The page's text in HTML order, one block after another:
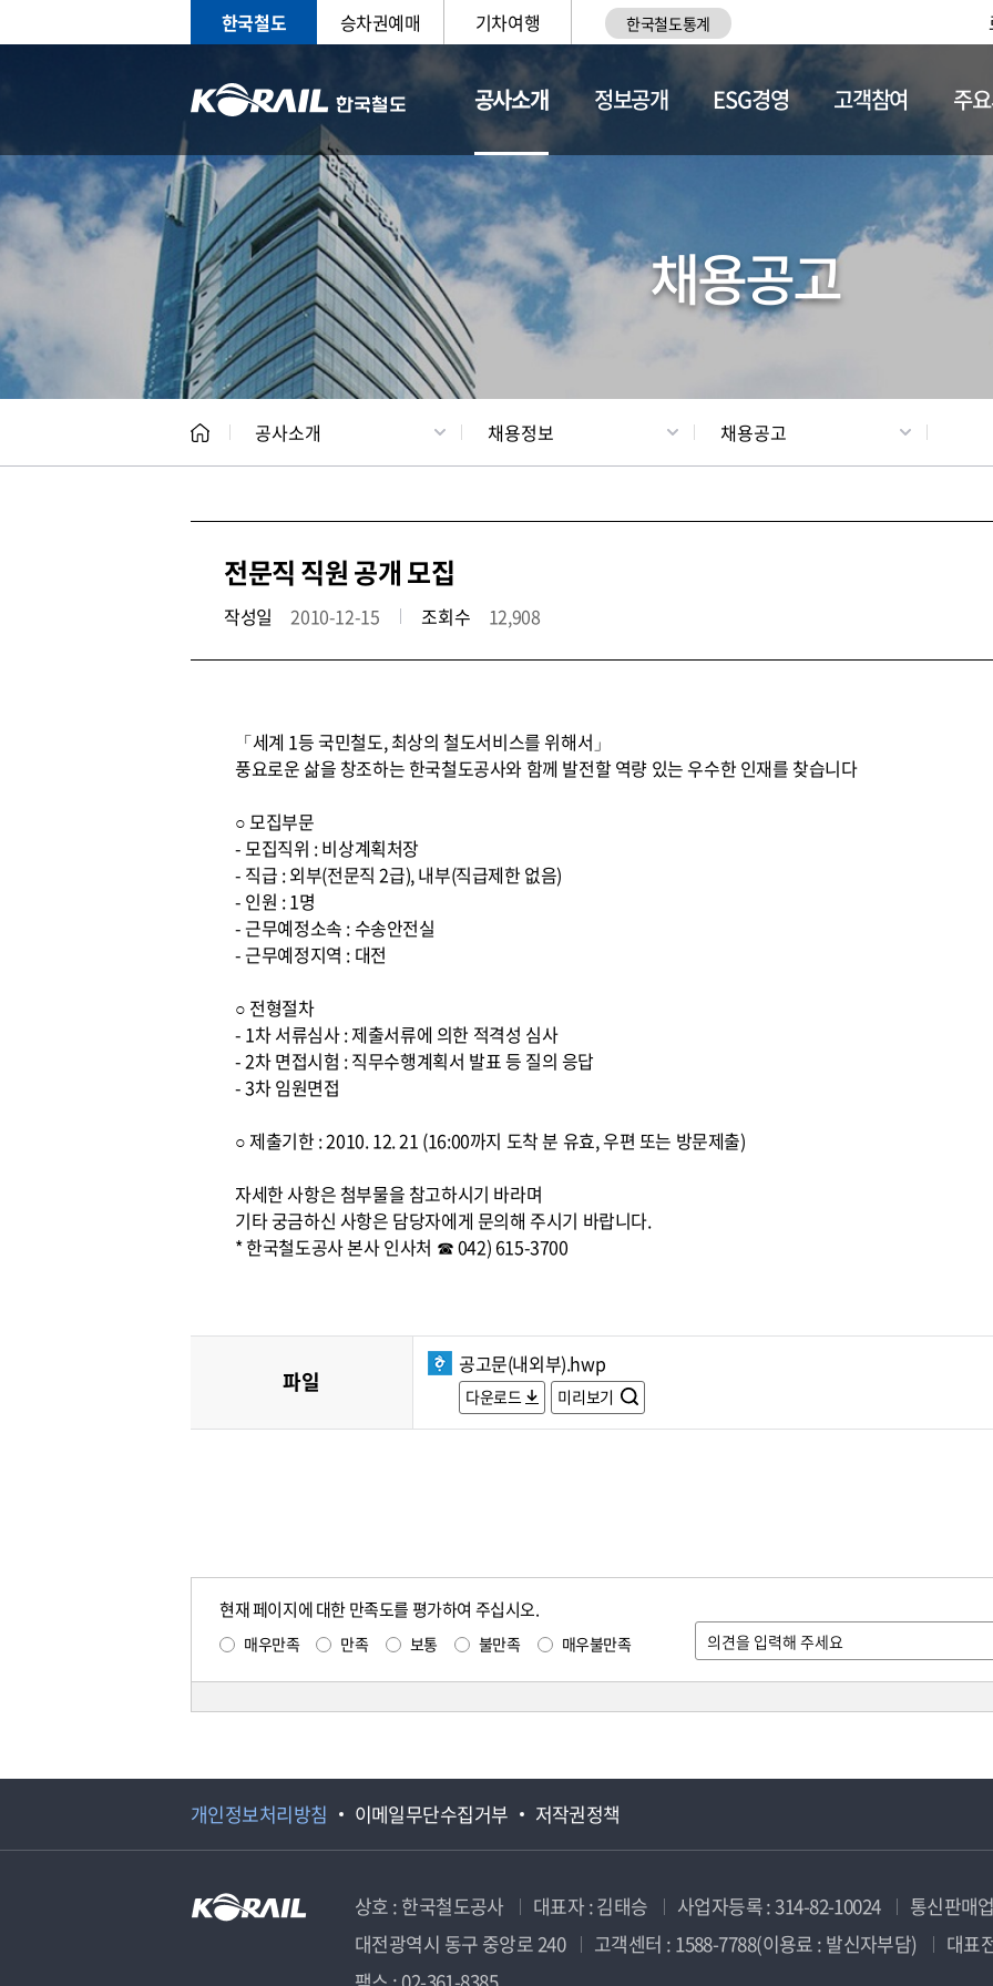
한국철도 승차권예매 기차여행 한국철도통계
공사소개
CEO 일반현황 채용정보
정보공개 ESG경영 고객참여 주
채용공고
공사소개 채용정보 채용공고
전문직 직원 공개 모집
작성일 2010-12-15 조회수 12,908
「세계 1등 국민철도, 최상의 철도서비스를 위해서」
풍요로운 삶을 창조하는 한국철도공사와 함께 발전할 역량 있는 우수한 인재를 찾습니다
○ 모집부문
- 모집직위 : 비상계획처장
- 직급 : 외부(전문직 2급), 내부(직급제한 없음)
- 인원 : 1명
- 근무예정소속 : 수송안전실
- 근무예정지역 : 대전
○ 전형절차
- 1차 서류심사 : 제출서류에 의한 적격성 심사
- 2차 면접시험 : 직무수행계획서 발표 등 질의 응답
- 3차 임원면접
○ 제출기한 : 2010. 12. 21 (16:00까지 도착 분 유효, 우편 또는 방문제출)
자세한 사항은 첨부물을 참고하시기 바라며
기타 궁금하신 사항은 담당자에게 문의해 주시기 바랍니다.
* 한국철도공사 본사 인사처 ☎ 042) 615-3700
파일
공고문(내외부).hwp
다운로드 미리보기
현재 페이지에 대한 만족도를 평가하여 주십시오.
매우만족 만족 보통 불만족 매우불만족
개인정보처리방침 이메일무단수집거부 저작권정책
상호 : 한국철도공사 대표자 : 김태승 사업자등록 : 314-82-10024
통신판매
대전광역시 동구 중앙로 240
고객센터 : 1588-7788(이용료 : 발신자부담)
대표